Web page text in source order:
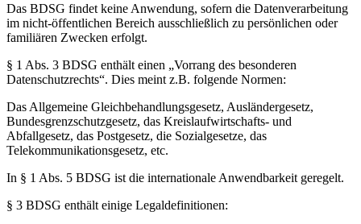
Das BDSG findet keine Anwendung, sofern die Datenverarbeitung
im nicht-öffentlichen Bereich ausschließlich zu persönlichen oder
familiären Zwecken erfolgt.
§ 1 Abs. 3 BDSG enthält einen „Vorrang des besonderen
Datenschutzrechts“. Dies meint z.B. folgende Normen:
Das Allgemeine Gleichbehandlungsgesetz, Ausländergesetz,
Bundesgrenzschutzgesetz, das Kreislaufwirtschafts- und
Abfallgesetz, das Postgesetz, die Sozialgesetze, das
Telekommunikationsgesetz, etc.
In § 1 Abs. 5 BDSG ist die internationale Anwendbarkeit geregelt.
§ 3 BDSG enthält einige Legaldefinitionen: